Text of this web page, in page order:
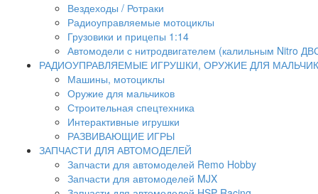
Вездеходы / Ротраки
Радиоуправляемые мотоциклы
Грузовики и прицепы 1:14
Автомодели с нитродвигателем (калильным Nitro
РАДИОУПРАВЛЯЕМЫЕ ИГРУШКИ, ОРУЖИЕ ДЛЯ
Машины, мотоциклы
Оружие для мальчиков
Строительная спецтехника
Интерактивные игрушки
РАЗВИВАЮЩИЕ ИГРЫ
ЗАПЧАСТИ ДЛЯ АВТОМОДЕЛЕЙ
Запчасти для автомоделей Remo Hobby
Запчасти для автомоделей MJX